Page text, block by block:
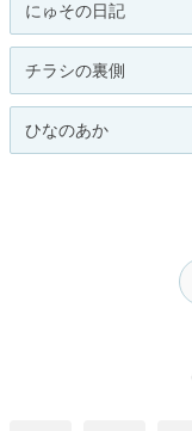
にゅその日記
チラシの裏側
ひなのあか